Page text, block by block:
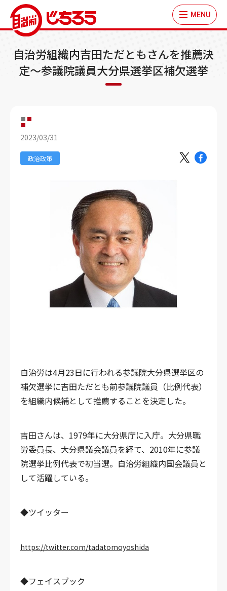
MENU
自治労組織内吉田ただともさんを推薦決
定～参議院議員大分県選挙区補欠選挙
2023/03/31
政治政策
自治労は4月23日に行われる参議院大分県選挙区の
補欠選挙に吉田ただとも前参議院議員（比例代表）
を組織内候補として推薦することを決定した。
吉田さんは、1979年に大分県庁に入庁。大分県職
労委員長、大分県議会議員を経て、2010年に参議
院選挙比例代表で初当選。自治労組織内国会議員と
して活躍している。
◆ツイッター
https://twitter.com/tadatomoyoshida
◆フェイスブック